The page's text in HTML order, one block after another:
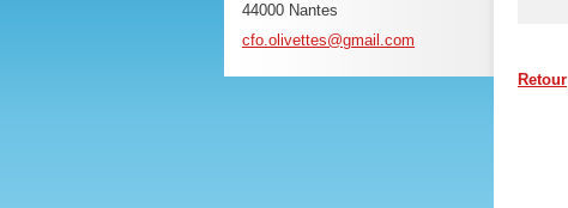
Retour
44000 Nantes
cfo.olivettes@gmail.com